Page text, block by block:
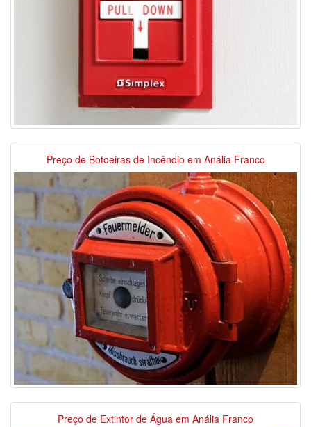
Preço de Botoeiras de Incêndio em Anália Franco
Preço de Extintor de Água em Anália Franco